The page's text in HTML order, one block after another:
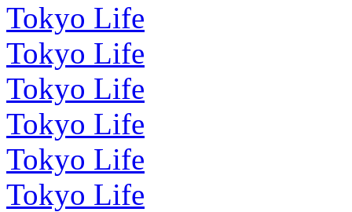
Tokyo Life
Tokyo Life
Tokyo Life
Tokyo Life
Tokyo Life
Tokyo Life